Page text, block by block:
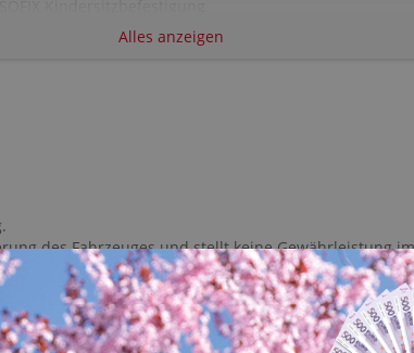
Kabelloses Laden für Handys
Scheinwerfer
Tagfahrlicht
Alles anzeigen
des Fahrzeuges und stellt keine Gewährleistung
und von uns bestätigt in der